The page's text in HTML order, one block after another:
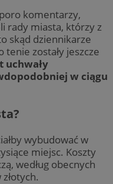
komentarzy,
rady miasta, którzy z
skąd dziennikarze
zostały jeszcze
uchwały
w ciągu
wybudować w
miejsc. Koszty
według obecnych